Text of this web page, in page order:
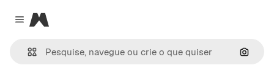
Close menu
Magnific